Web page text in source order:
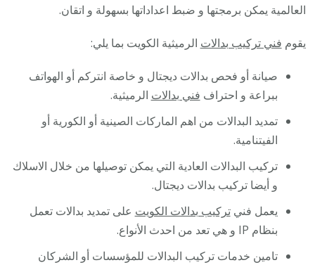
العالمية يمكن برمجتها و ضبط اعداداتها بسهولة و اتقان.
يقوم فني تركيب بدالات الرميثية الكويت بما يلي:
صيانة أو فحص بدالات ديجتال و خاصة انتركم أو الهواتف
ببراعة و احتراف فني بدالات الرميثية.
تمديد البدالات من اهم الماركات الصينية أو الكورية أو
الفيتنامية.
تركيب البدالات العادية التي يمكن توصيلها من خلال الاسلاك
و أيضا تركيب بدالات ديجتال.
يعمل فنيتركيب بدالات الكويت على تمديد بدالات تعمل
بنظام IP و هي تعد من احدث الأنواع.
تامين خدمات تركيب البدالات للمؤسسات أو الشركان